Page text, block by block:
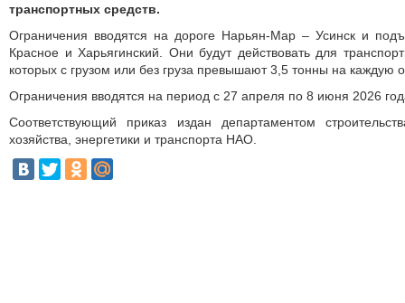
транспортных средств.
Ограничения вводятся на дороге Нарьян-Мар – Усинск и
Красное и Харьягинский. Они будут действовать для
которых с грузом или без груза превышают 3,5 тонны на каждую
Ограничения вводятся на период с 27 апреля по 8 июня 2026
Соответствующий приказ издан департаментом
хозяйства, энергетики и транспорта НАО.